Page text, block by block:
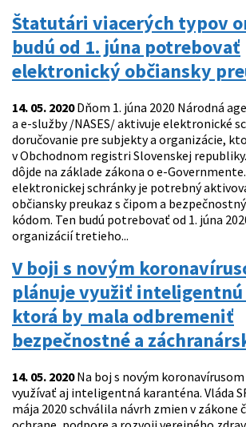
Štatutári viacerých typov
budú od 1. júna potrebovať
elektronický občiansky
14. 05. 2020Dňom 1. júna 2020 Národná
a e-služby /NASES/ aktivuje elektronické
doručovanie pre subjekty a organizácie,
v Obchodnom registri Slovenskej
dôjde na základe zákona o e-
elektronickej schránky je potrebný
občiansky preukaz s čipom a
kódom. Ten budú potrebovať od 1. júna
organizácií tretieho...
V boji s novým
plánuje využiť
ktorá by mala odbremeniť
bezpečnostné a
14. 05. 2020Na boj s novým
využívať aj inteligentná karanténa. Vláda
mája 2020 schválila návrh zmien v zákone